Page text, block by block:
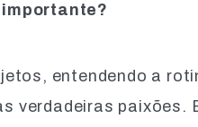
entendendo a
verdadeiras paixões.